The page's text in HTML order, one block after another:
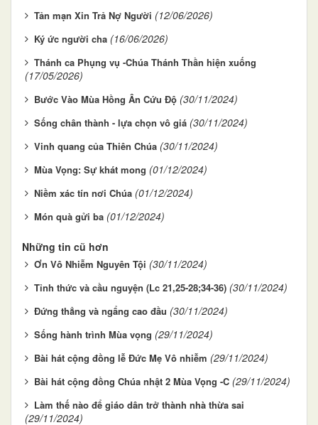
Tản mạn Xin Trả Nợ Người (12/06/2026)
Ký ức người cha (16/06/2026)
Thánh ca Phụng vụ -Chúa Thánh Thần hiện xuống
(17/05/2026)
Bước Vào Mùa Hồng Ân Cứu Độ (30/11/2024)
Sống chân thành - lựa chọn vô giá (30/11/2024)
Vinh quang của Thiên Chúa (30/11/2024)
Mùa Vọng: Sự khát mong (01/12/2024)
Niềm xác tín nơi Chúa (01/12/2024)
Món quà gửi ba (01/12/2024)
Những tin cũ hơn
Ơn Vô Nhiễm Nguyên Tội (30/11/2024)
Tỉnh thức và cầu nguyện (Lc 21,25-28;34-36) (30/11/2024)
Đứng thẳng và ngẩng cao đầu (30/11/2024)
Sống hành trình Mùa vọng (29/11/2024)
Bài hát cộng đồng lễ Đức Mẹ Vô nhiễm (29/11/2024)
Bài hát cộng đồng Chúa nhật 2 Mùa Vọng -C (29/11/2024)
Làm thế nào để giáo dân trở thành nhà thừa sai
(29/11/2024)